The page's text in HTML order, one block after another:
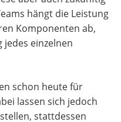
hängt die Leistung
Komponenten ab,
jedes einzelnen
schon heute für
lassen sich jedoch
stattdessen